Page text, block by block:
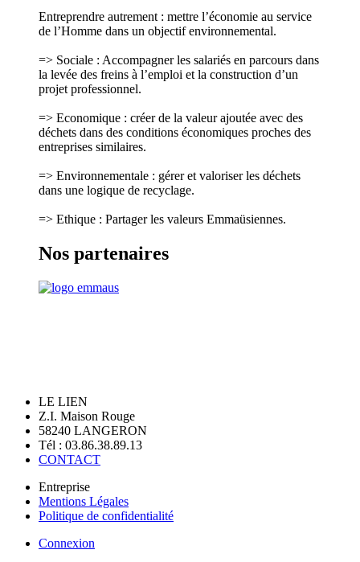
Entreprendre autrement : mettre l’économie au service
de l’Homme dans un objectif environnemental.
=> Sociale : Accompagner les salariés en parcours dans
la levée des freins à l’emploi et la construction d’un
projet professionnel.
=> Economique : créer de la valeur ajoutée avec des
déchets dans des conditions économiques proches des
entreprises similaires.
=> Environnementale : gérer et valoriser les déchets
dans une logique de recyclage.
=> Ethique : Partager les valeurs Emmaüsiennes.
Nos partenaires
LE LIEN
Z.I. Maison Rouge
58240 LANGERON
Tél : 03.86.38.89.13
CONTACT
Entreprise
Mentions Légales
Politique de confidentialité
Connexion